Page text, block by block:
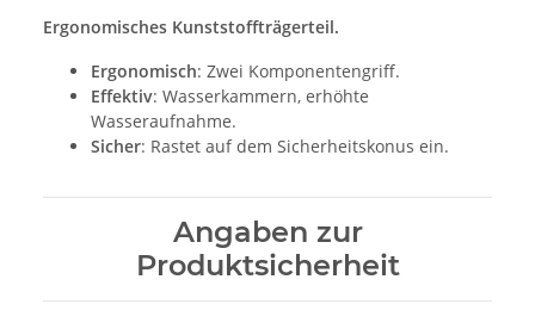
Ergonomisches Kunststoffträgerteil.
Ergonomisch: Zwei Komponentengriff.
Effektiv: Wasserkammern, erhöhte
Wasseraufnahme.
Sicher: Rastet auf dem Sicherheitskonus ein.
Angaben zur
Produktsicherheit